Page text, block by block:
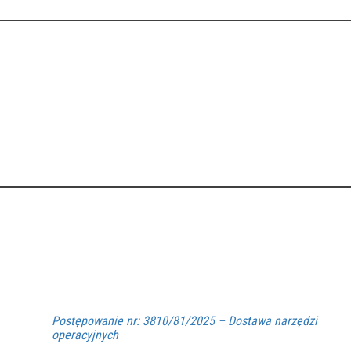
Postępowanie nr: 3810/81/2025 – Dostawa narzędzi
operacyjnych